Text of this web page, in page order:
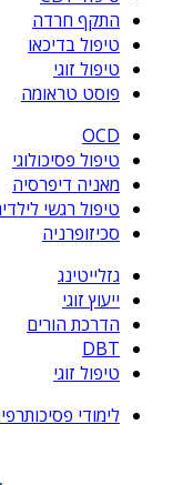
התקף חרדה
טיפול בדיכאו
טיפול זוגי
פוסט טראומה
OCD
טיפול פסיכולוגי
מאניה דיפרסיה
טיפול רגשי
סכיזופרניה
גזלייטינג
ייעוץ זוגי
הדרכת הורים
DBT
טיפול זוגי
לימודי